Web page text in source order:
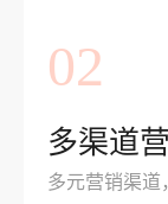
02
多渠道
多元营销渠道